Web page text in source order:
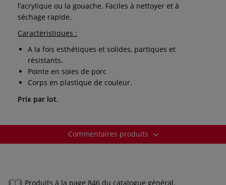
l’acrylique ou la gouache. Faciles à nettoyer et à
séchage rapide.
Caractéristiques :
A la fois esthétiques et solides, partiques et
résistants.
Pointe en soies de porc
Corps en plastique de couleur.
Prix par lot.
Commentaires produits
Produits à la page 846 du catalogue général.